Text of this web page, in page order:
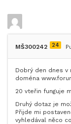
MŠ300242 24
Dobrý den dnes v
doména
20 vteřin funguje
Druhý dotaz je
Přijde mi
vyhledával něco